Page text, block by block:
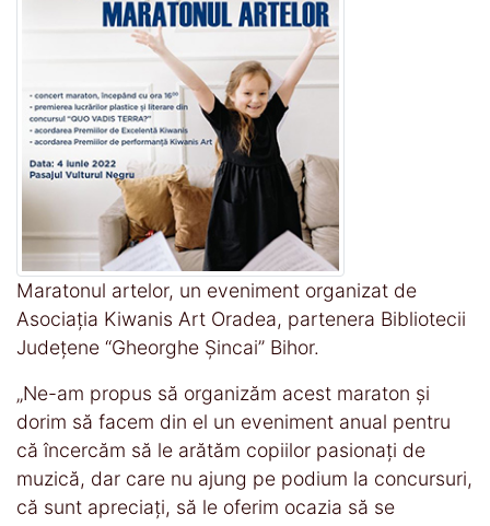
Maratonul artelor, un eveniment organizat de
Asociația Kiwanis Art Oradea, partenera Bibliotecii
Județene “Gheorghe Șincai” Bihor.
„Ne-am propus să organizăm acest maraton și
dorim să facem din el un eveniment anual pentru
că încercăm să le arătăm copiilor pasionați de
muzică, dar care nu ajung pe podium la concursuri,
că sunt apreciați, să le oferim ocazia să se